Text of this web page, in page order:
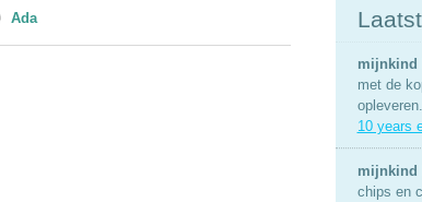
Ada
mijnkind
met de
10 years
mijnkind
chips en